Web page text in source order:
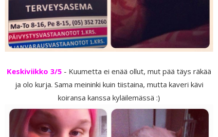
Keskiviikko 3/5 - Kuumetta ei enää ollut, mut pää täys räkää
ja olo kurja. Sama meininki kuin tiistaina, mutta kaveri kävi
koiransa kanssa kyläilemässä :)